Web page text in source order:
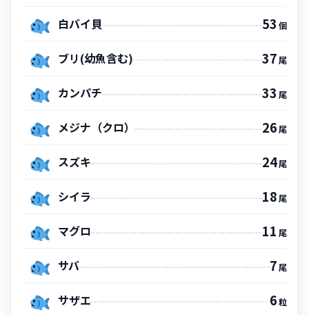
白バイ貝 53 個
ブリ(幼魚含む) 37尾
カンパチ 33 尾
メジナ（クロ） 26尾
スズキ 24尾
シイラ 18尾
マグロ 11 尾
サバ 7尾
サザエ 6粒